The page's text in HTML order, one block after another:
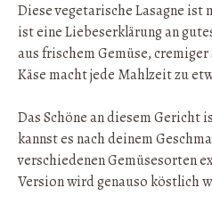
Diese vegetarische Lasagne ist
ist eine Liebeserklärung an
aus frischem Gemüse,
Käse macht jede Mahlzeit zu
Das Schöne an diesem
kannst es nach deinem
verschiedenen Gemüsesorten
Version wird genauso köstlich